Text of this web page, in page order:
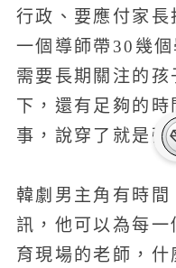
行政、要應付家長
一個導師帶30幾
需要長期關注的
下，還有足夠的
事，說穿了就是強
韓劇男主角有時
訊，他可以為每
育現場的老師，